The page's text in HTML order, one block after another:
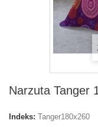
Narzuta Tanger
Indeks: Tanger180x260